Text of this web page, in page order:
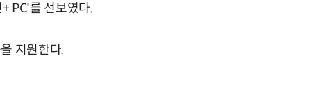
PC'를 선보였다.
지원한다.